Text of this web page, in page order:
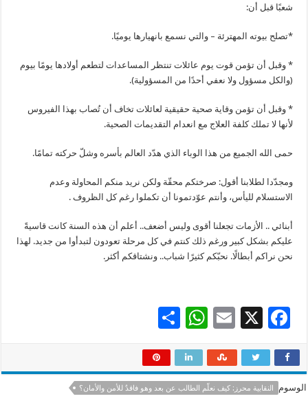
شعبًا قبل أن:
*تصلح بيوته المهترئة – والتي نسمع بانهيارها يوميًا.
* وقبل أن تؤمن قوت يوم عائلات تنتظر المساعدات لتطعم أولادها يومًا بيوم
(والكل مسؤول ولا نعفي أحدًا من المسؤولية).
* وقبل أن تؤمن وقاية صحية حقيقية لعائلات تخاف أن تُصاب بهذا الفيروس
لأنها لا تملك كلفة العلاج مع انعدام التقديمات الصحية.
حمى الله الجميع من هذا الوباء الذي هدّد العالم بأسره وشلّ حركته تمامًا.
ومجدّدا لطلابنا أقول: صرختكم محقّة ولكن نريد منكم المحاولة وعدم
الاستسلام لليأس، وأنتم عوّدتمونا أن تكملوا رغم كل الظروف .
أبنائي .. الأزمات تجعلنا أقوى وليس أضعف.. أعلم أن هذه السنة كانت قاسيةً
عليكم بشكل كبير ورغم ذلك كنتم في كل مرحلة تعودون لتبدأوا من جديد. لهذا
نحن نراكم أبطالًا. نحبّكم كثيرًا شباب.. ونشتاقكم أكثر.
F
e
b
X
E
ai
l
W
at
sA
ar
e
الوسوم النقابية محرز: كيف نعلّم الطالب عن بعد وهو فاقدٌ للأمن والأمان؟